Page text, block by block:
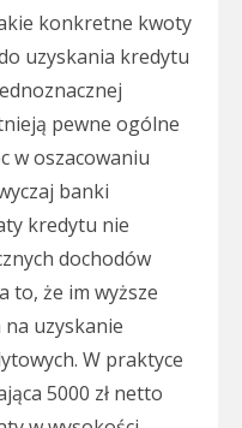
konkretne kwoty
uzyskania kredytu
pewne ogólne
w oszacowaniu
banki
kredytu nie
dochodów
to, że im wyższe
uzyskanie
W praktyce
5000 zł netto